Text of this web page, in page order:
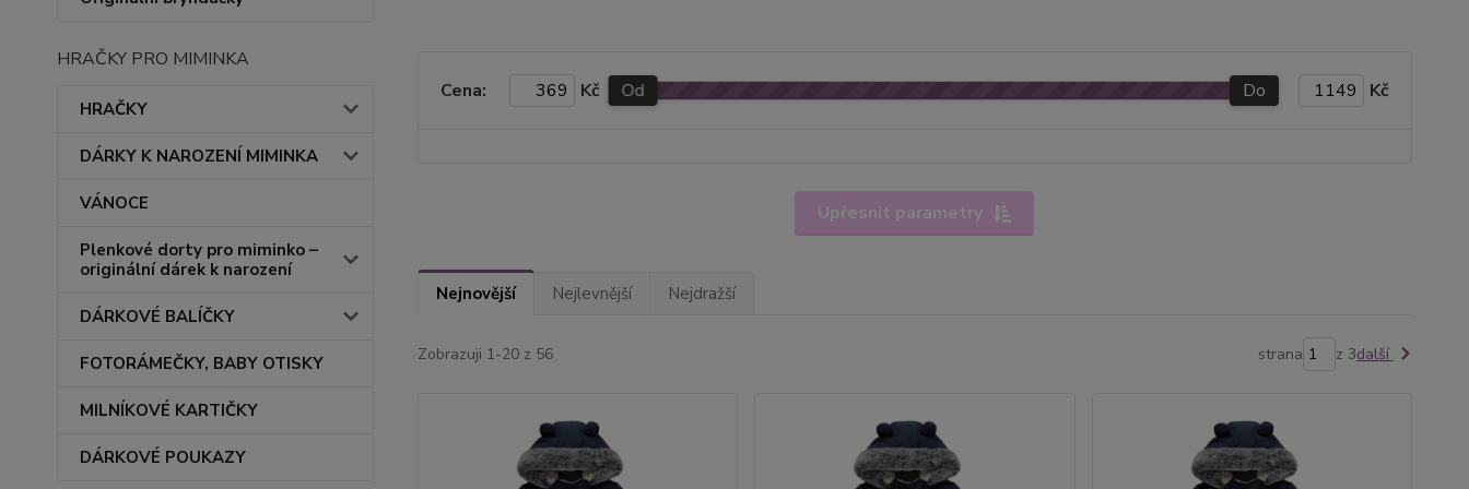
HRAČKY PRO MIMINKA
HRAČKY
DÁRKY K NAROZENÍ MIMINKA
VÁNOCE
Plenkové dorty pro miminko –
originální dárek k narození
DÁRKOVÉ BALÍČKY
FOTORÁMEČKY, BABY OTISKY
MILNÍKOVÉ KARTIČKY
DÁRKOVÉ POUKAZY
Upřesnit parametry
Cena: Kč Od Do Kč
Nejnovější Nejlevnější Nejdražší
Zobrazuji 1-20 z 56 strana z 3další